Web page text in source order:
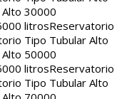
30000
litrosReservatorio
Tipo Tubular Alto
50000
litrosReservatorio
Tipo Tubular Alto